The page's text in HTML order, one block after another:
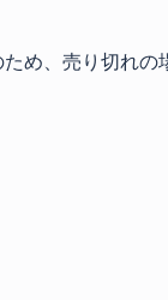
め、売り切れの